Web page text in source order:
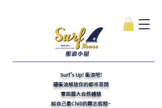
Surf's Up! 衝浪吧!
讓衝浪解放你的都市苦悶
零距離大自然體驗
給自己最Chill的難忘假期~